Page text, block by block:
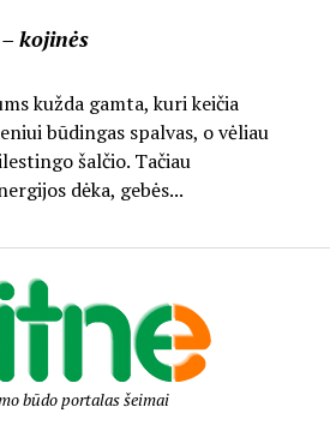
kojinės
kužda gamta, kuri keičia
būdingas spalvas, o vėliau
šalčio. Tačiau
dėka, gebės...
būdo portalas šeimai